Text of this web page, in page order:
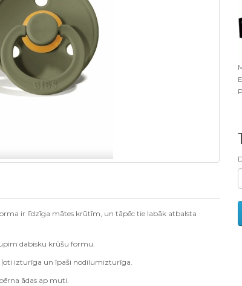
ir līdzīga mātes krūtīm, un tāpēc tie labāk atbalsta
dabisku krūšu formu.
ļoti izturīga un īpaši nodilumizturīga.
ādas ap muti.